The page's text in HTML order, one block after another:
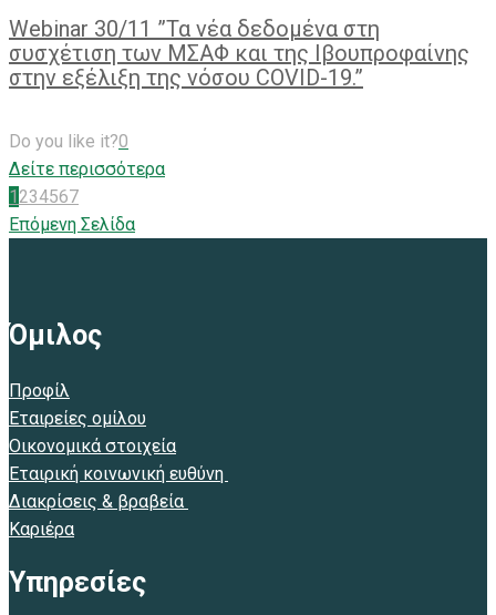
Webinar 30/11 ”Τα νέα δεδομένα στη
συσχέτιση των ΜΣΑΦ και της Ιβουπροφαίνης
στην εξέλιξη της νόσου COVID-19.”
Do you like it?0
Δείτε περισσότερα
1234567
Επόμενη Σελίδα
Όμιλος
Προφίλ
Εταιρείες ομίλου
Οικονομικά στοιχεία
Εταιρική κοινωνική ευθύνη
Διακρίσεις & βραβεία
Καριέρα
Υπηρεσίες